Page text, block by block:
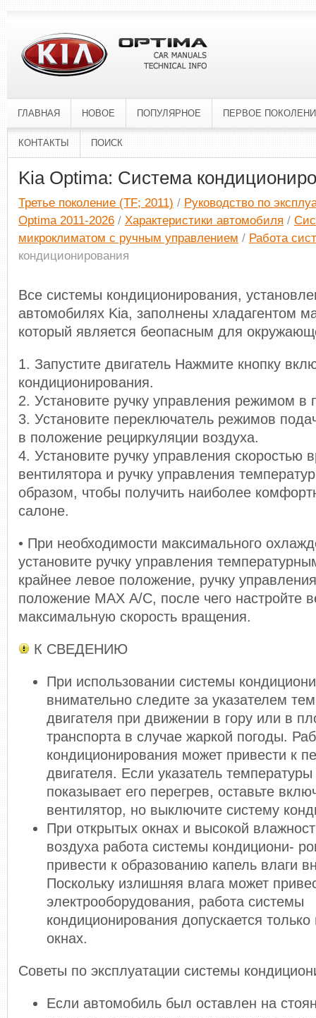
ГЛАВНАЯ НОВОЕ ПОПУЛЯРНОЕ ПЕРВОЕ
КОНТАКТЫ ПОИСК
Kia Optima: Система
Третье поколение (TF; 2011) / Руководство по
Optima 2011-2026 / Характеристики автомобиля /
микроклиматом с ручным управлением / Работа
кондиционирования
Все системы кондиционирования,
автомобилях Kia, заполнены хладагентом
который является беопасным для
1. Запустите двигатель Нажмите кнопку
кондиционирования.
2. Установите ручку управления режимом
3. Установите переключатель режимов
в положение рециркуляции воздуха.
4. Установите ручку управления скоростью
вентилятора и ручку управления
образом, чтобы получить наиболее
салоне.
• При необходимости максимального
установите ручку управления
крайнее левое положение, ручку
положение МАХ А/С, после чего настройте
максимальную скорость вращения.
К СВЕДЕНИЮ
При использовании системы
внимательно следите за указателем
двигателя при движении в гору или в
транспорта в случае жаркой погоды.
кондиционирования может привести к
двигателя. Если указатель температуры
показывает его перегрев, оставьте
вентилятор, но выключите систему
При открытых окнах и высокой
воздуха работа системы кондициони-
привести к образованию капель влаги
Поскольку излишняя влага может
электрооборудования, работа системы
кондиционирования допускается
окнах.
Советы по эксплуатации системы
Если автомобиль был оставлен на